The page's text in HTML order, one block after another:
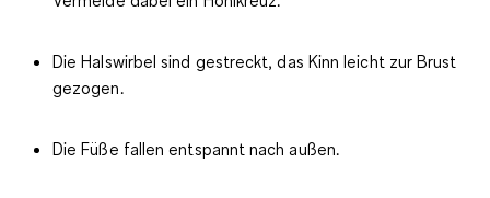
Die Halswirbel sind gestreckt, das Kinn leicht zur Brust
gezogen.
Die Füße fallen entspannt nach außen.